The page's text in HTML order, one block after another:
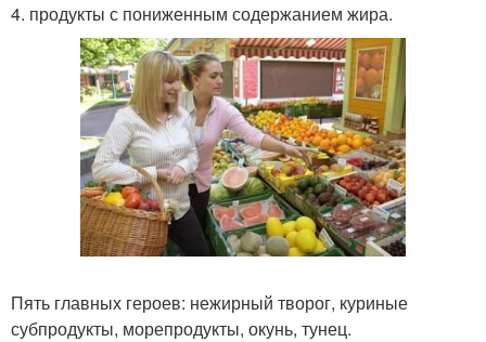
4. продукты с пониженным содержанием жира.
Пять главных героев: нежирный творог, куриные
субпродукты, морепродукты, окунь, тунец.